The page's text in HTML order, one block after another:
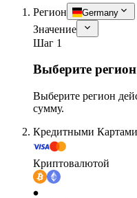
Регион Germany
Значение
Шаг 1
Выберите
Выберите регион
сумму.
Кредитными Картами
Криптовалютой